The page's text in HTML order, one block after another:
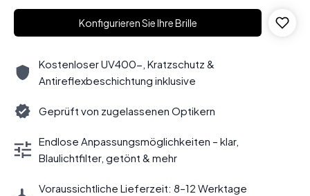
Konfigurieren Sie Ihre Brille
Kostenloser UV400-, Kratzschutz &
Antireflexbeschichtung inklusive
Geprüft von zugelassenen Optikern
Endlose Anpassungsmöglichkeiten – klar,
Blaulichtfilter, getönt & mehr
Voraussichtliche Lieferzeit: 8–12 Werktage